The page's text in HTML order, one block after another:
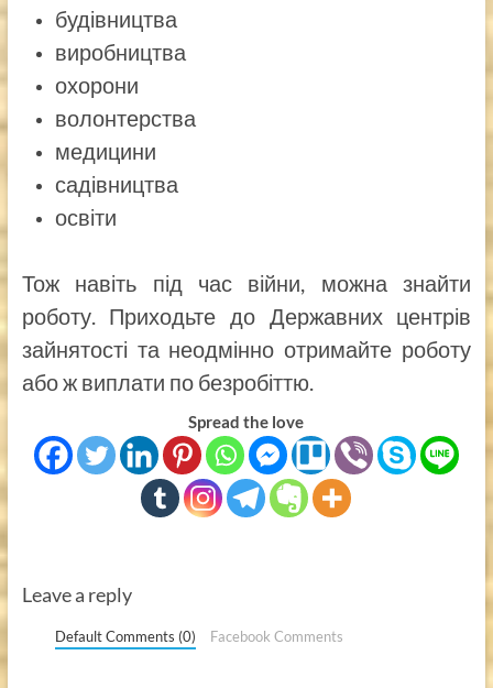
будівництва
виробництва
охорони
волонтерства
медицини
садівництва
освіти
Тож навіть під час війни, можна знайти
роботу. Приходьте до Державних центрів
зайнятості та неодмінно отримайте роботу
або ж виплати по безробіттю.
Spread the love
Leave a reply
Default Comments (0) Facebook Comments